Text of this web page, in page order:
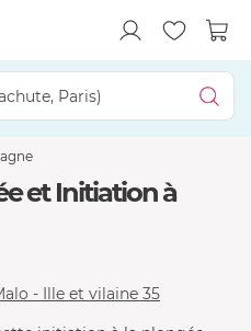
et Initiation à
- Ille et vilaine 35